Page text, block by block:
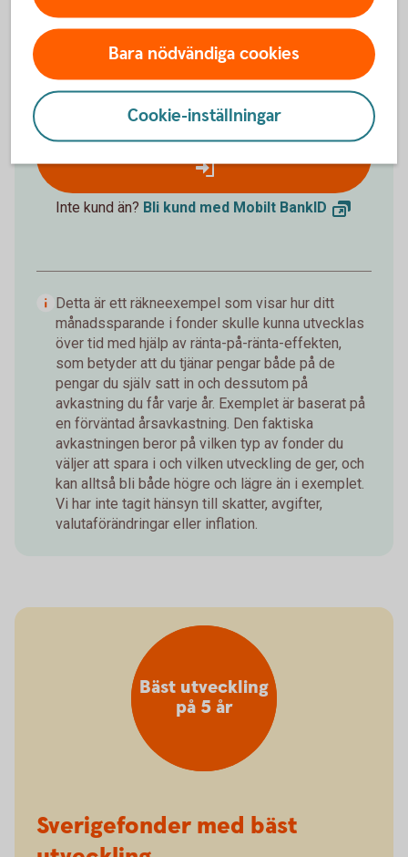
Förväntat sparbelopp om 10 år
172 019 kr
Insättningar från dig är 120 000 kr.Förväntad
avkastning är +52 019 kr.
Logga in och börja månadsspara
Inte kund än? Bli kund med Mobilt BankID
Detta är ett räkneexempel som visar hur ditt
månadssparande i fonder skulle kunna utvecklas
över tid med hjälp av ränta-på-ränta-effekten,
som betyder att du tjänar pengar både på de
pengar du själv satt in och dessutom på
avkastning du får varje år. Exemplet är baserat på
en förväntad årsavkastning. Den faktiska
avkastningen beror på vilken typ av fonder du
väljer att spara i och vilken utveckling de ger, och
kan alltså bli både högre och lägre än i exemplet.
Vi har inte tagit hänsyn till skatter, avgifter,
valutaförändringar eller inflation.
Sverigefonder med bäst
Bäst utveckling
på 5 år
Bara nödvändiga cookies
Cookie-inställningar